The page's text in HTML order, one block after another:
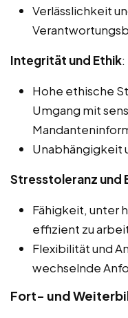
Verlässlichkeit
Integrität und Ethik:
Hohe ethische
Umgang mit
Unabhängigkeit
Stresstoleranz und
Fähigkeit, unter
effizient zu
Flexibilität und
wechselnde
Fort- und